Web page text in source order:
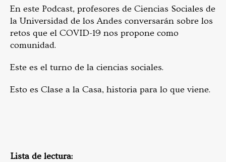
En este Podcast, profesores de Ciencias Sociales de
la Universidad de los Andes conversarán sobre los
retos que el COVID-19 nos propone como
comunidad.
Este es el turno de la ciencias sociales.
Esto es Clase a la Casa, historia para lo que viene.
Lista de lectura: